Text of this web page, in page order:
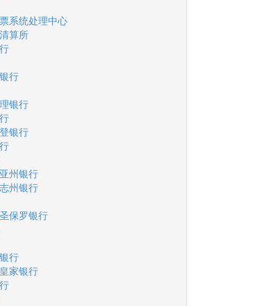
系统处理中心
算所
行
银行
银行
州银行
州银行
保罗银行
行
家银行